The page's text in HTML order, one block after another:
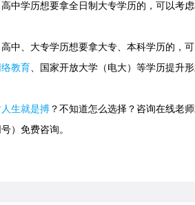
学历想要拿全日制大专学历的，可以考虑
、大专学历想要拿大专、本科学历的，可
络教育、国家开放大学（电大）等学历提升
生就是搏 ？不知道怎么选择？咨询在线老
）免费咨询。